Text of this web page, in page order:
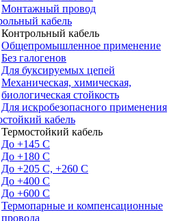
Монтажный провод
кабель
Контрольный кабель
Общепромышленное применение
Без галогенов
Для буксируемых цепей
Механическая, химическая,
биологическая стойкость
Для искробезопасного применения
кабель
Термостойкий кабель
До +145 С
До +180 C
До +205 С, +260 С
До +400 C
До +600 С
Термопарные и компенсационные
провода